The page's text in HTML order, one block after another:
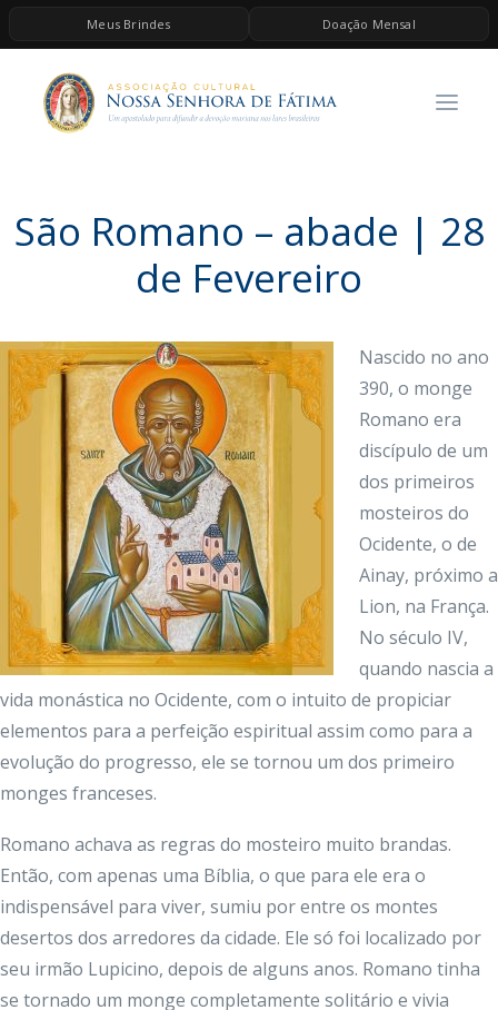
Meus Brindes Doação Mensal
HOME
A ASSOCIAÇÃO
AS MELHORES MÚSICAS CATÓLICAS
QUERO DOAR
São Romano – abade | 28
de Fevereiro
Nascido no ano
390, o monge
Romano era
discípulo de um
dos primeiros
mosteiros do
Ocidente, o de
Ainay, próximo a
Lion, na França.
No século IV,
quando nascia a
vida monástica no Ocidente, com o intuito de propiciar
elementos para a perfeição espiritual assim como para a
evolução do progresso, ele se tornou um dos primeiro
monges franceses.
Romano achava as regras do mosteiro muito brandas.
Então, com apenas uma Bíblia, o que para ele era o
indispensável para viver, sumiu por entre os montes
desertos dos arredores da cidade. Ele só foi localizado por
seu irmão Lupicino, depois de alguns anos. Romano tinha
se tornado um monge completamente solitário e vivia